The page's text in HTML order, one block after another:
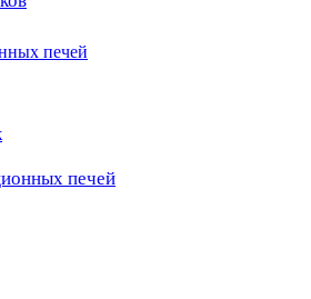
печей
печей